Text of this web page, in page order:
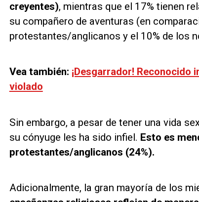
creyentes), mientras que el 17% tienen
su compañero de aventuras (en
protestantes/anglicanos y el 10% de los
Vea también: ¡Desgarrador! Reconocido
violado
Sin embargo, a pesar de tener una vida
su cónyuge les ha sido infiel. Esto es
protestantes/anglicanos (24%).
Adicionalmente, la gran mayoría de los